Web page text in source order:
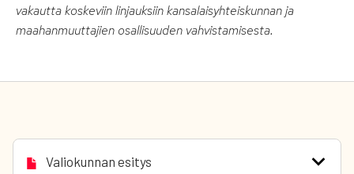
vakautta koskeviin linjauksiin kansalaisyhteiskunnan ja
maahanmuuttajien osallisuuden vahvistamisesta.
Valiokunnan esitys